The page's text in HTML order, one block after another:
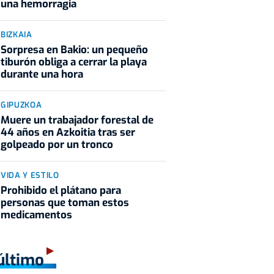
una hemorragia
BIZKAIA
Sorpresa en Bakio: un pequeño
tiburón obliga a cerrar la playa
durante una hora
GIPUZKOA
Muere un trabajador forestal de
44 años en Azkoitia tras ser
golpeado por un tronco
VIDA Y ESTILO
Prohibido el plátano para
personas que toman estos
medicamentos